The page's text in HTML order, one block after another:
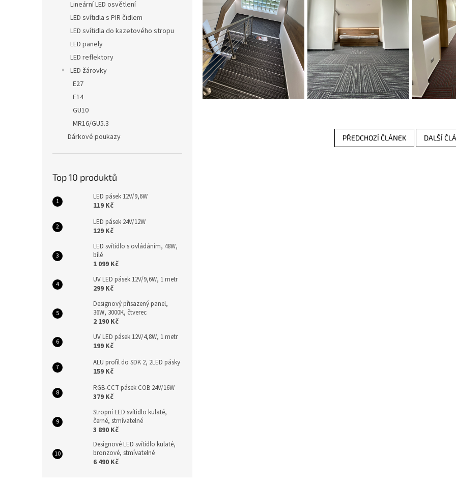
Lineární LED osvětlení
LED svítidla s PIR čidlem
LED svítidla do kazetového stropu
LED panely
LED reflektory
LED žárovky
E27
E14
GU10
MR16/GU5.3
Dárkové poukazy
Top 10 produktů
LED pásek 12V/9,6W
119 Kč
LED pásek 24V/12W
129 Kč
LED svítidlo s ovládáním, 48W,
bílé
1 099 Kč
UV LED pásek 12V/9,6W, 1 metr
299 Kč
Designový přisazený panel,
36W, 3000K, čtverec
2 190 Kč
UV LED pásek 12V/4,8W, 1 metr
199 Kč
ALU profil do SDK 2, 2LED pásky
159 Kč
RGB-CCT pásek COB 24V/16W
379 Kč
Stropní LED svítidlo kulaté,
černé, stmívatelné
3 890 Kč
Designové LED svítidlo kulaté,
bronzové, stmívatelné
6 490 Kč
PŘEDCHOZÍ ČLÁNEK DALŠÍ